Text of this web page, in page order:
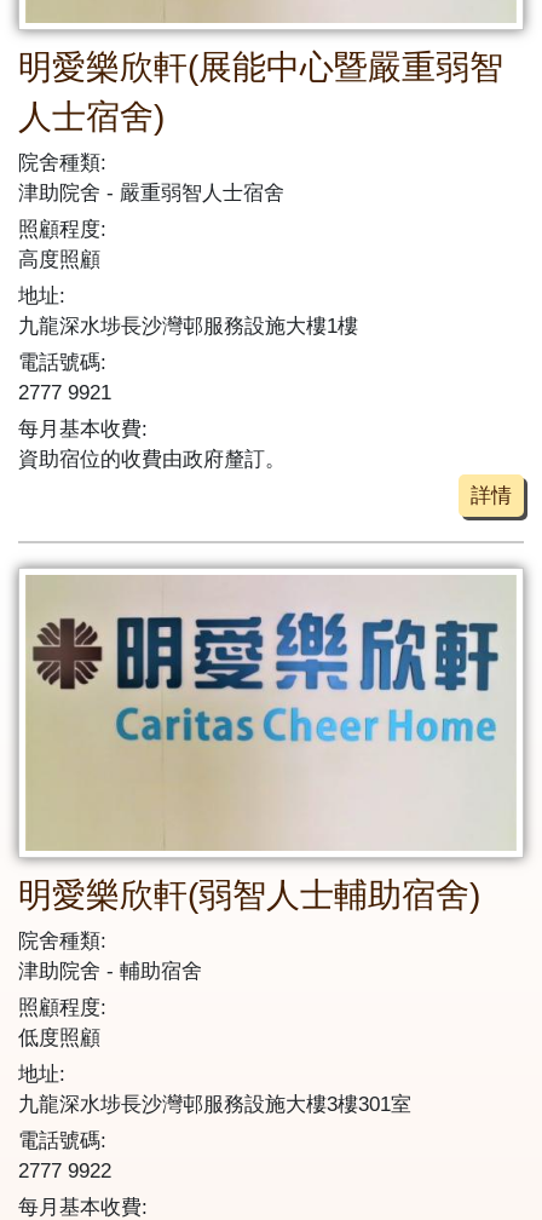
明愛樂欣軒(展能中心暨嚴重弱智
人士宿舍)
院舍種類:
津助院舍
嚴重弱智人士宿舍
照顧程度:
高度照顧
地址:
九龍深水埗長沙灣邨服務設施大樓1樓
電話號碼:
2777 9921
每月基本收費:
資助宿位的收費由政府釐訂。
詳情
明愛樂欣軒(弱智人士輔助宿舍)
院舍種類:
津助院舍
輔助宿舍
照顧程度:
低度照顧
地址:
九龍深水埗長沙灣邨服務設施大樓3樓301室
電話號碼:
2777 9922
每月基本收費: